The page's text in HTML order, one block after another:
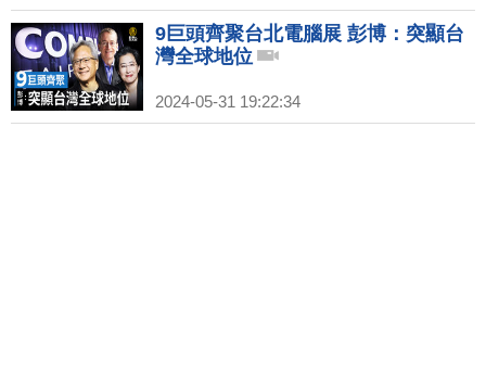
9巨頭齊聚台北電腦展 彭博：突顯台
灣全球地位
2024-05-31 19:22:34